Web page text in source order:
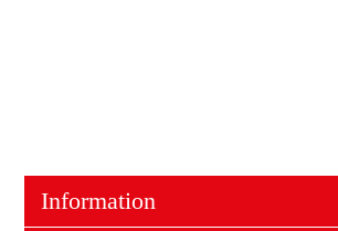
Information